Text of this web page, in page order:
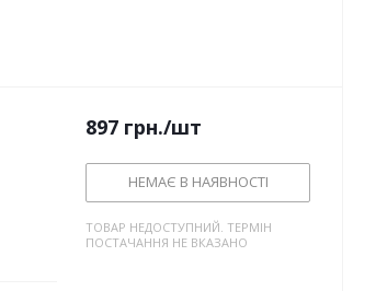
897 грн./шт
НЕМАЄ В НАЯВНОСТІ
ТОВАР НЕДОСТУПНИЙ. ТЕРМІН
ПОСТАЧАННЯ НЕ ВКАЗАНО